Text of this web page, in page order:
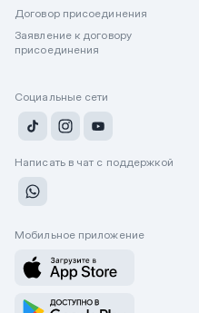
Договор присоединения
Заявление к договору
присоединения
Социальные сети
Написать в чат с поддержкой
Мобильное приложение